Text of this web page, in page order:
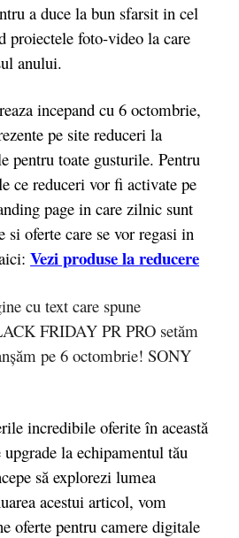
a duce la bun sfarsit in cel
proiectele foto-video la care
anului.
incepand cu 6 octombrie,
pe site reduceri la
pentru toate gusturile. Pentru
ce reduceri vor fi activate pe
page in care zilnic sunt
si oferte care se vor regasi in
Vezi produse la reducere
incredibile oferite în această
la echipamentul tău
să explorezi lumea
acestui articol, vom
oferte pentru camere digitale